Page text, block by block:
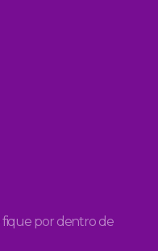
fique por dentro de